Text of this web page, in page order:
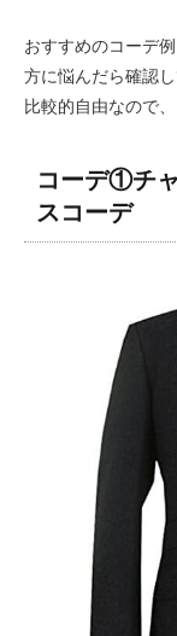
おすすめのコーデ
方に悩んだら確認
比較的自由なので
コーデ①チ
スコーデ